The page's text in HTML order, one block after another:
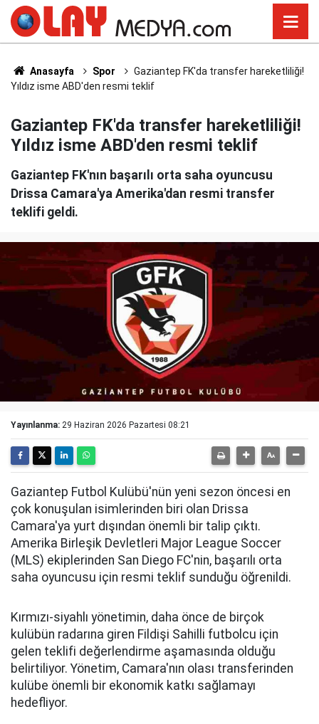
Anasayfa Spor
Gaziantep FK'da transfer hareketliliği!
Yıldız isme ABD'den resmi teklif
Gaziantep FK'da transfer hareketliliği!
Yıldız isme ABD'den resmi teklif
Gaziantep FK'nın başarılı orta saha oyuncusu
Drissa Camara'ya Amerika'dan resmi transfer
teklifi geldi.
Yayınlanma: 29 Haziran 2026 Pazartesi 08:21
Gaziantep Futbol Kulübü'nün yeni sezon öncesi en
çok konuşulan isimlerinden biri olan Drissa
Camara'ya yurt dışından önemli bir talip çıktı.
Amerika Birleşik Devletleri Major League Soccer
(MLS) ekiplerinden San Diego FC'nin, başarılı orta
saha oyuncusu için resmi teklif sunduğu öğrenildi.
Kırmızı-siyahlı yönetimin, daha önce de birçok
kulübün radarına giren Fildişi Sahilli futbolcu için
gelen teklifi değerlendirme aşamasında olduğu
belirtiliyor. Yönetim, Camara'nın olası transferinden
kulübe önemli bir ekonomik katkı sağlamayı
hedefliyor.